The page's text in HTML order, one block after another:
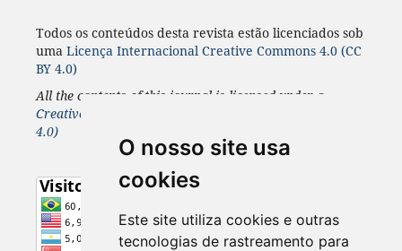
O nosso site usa
cookies
Este site utiliza cookies e outras
tecnologias de rastreamento para
Todos os conteúdos desta revista estão licenciados sob
uma Licença Internacional Creative Commons 4.0 (CC
BY 4.0)
All the contents of this journal is licensed under a
Creative Commons 4.0 Internacional
4.0)